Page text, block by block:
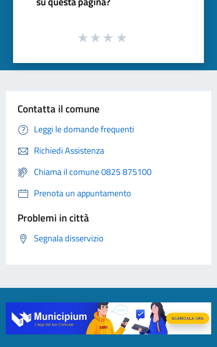
Contatta il comune
Leggi le domande frequenti
Richiedi Assistenza
Chiama il comune 0825 875100
Prenota un appuntamento
Problemi in città
Segnala disservizio